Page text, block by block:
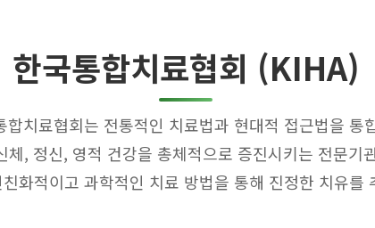
한국통합치료협회 (KIHA)
합치료협회는 전통적인 치료법과 현대적 접근법을 통
체, 정신, 영적 건강을 총체적으로 증진시키는 전문기
화적이고 과학적인 치료 방법을 통해 진정한 치유를